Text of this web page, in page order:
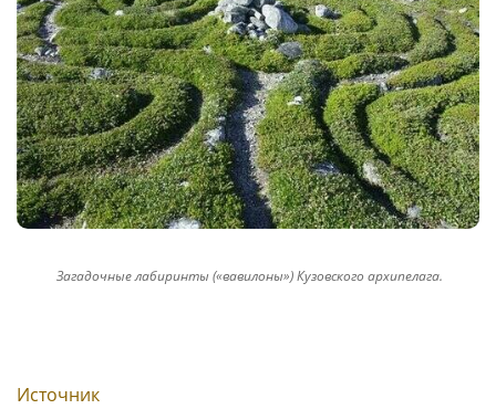
Загадочные лабиринты («вавилоны») Кузовского архипелага.
Источник